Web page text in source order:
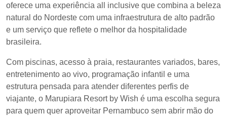
oferece uma experiência all inclusive que combina a beleza
natural do Nordeste com uma infraestrutura de alto padrão
e um serviço que reflete o melhor da hospitalidade
brasileira.
Com piscinas, acesso à praia, restaurantes variados, bares,
entretenimento ao vivo, programação infantil e uma
estrutura pensada para atender diferentes perfis de
viajante, o Marupiara Resort by Wish é uma escolha segura
para quem quer aproveitar Pernambuco sem abrir mão do